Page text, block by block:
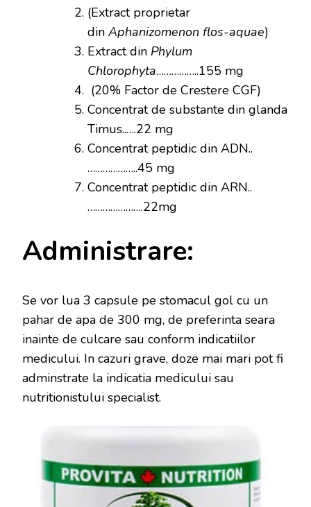
(Extract proprietar
din Aphanizomenon flos-aquae)
Extract din Phylum
Chlorophyta……………..155 mg
(20% Factor de Crestere CGF)
Concentrat de substante din glanda
Timus..….22 mg
Concentrat peptidic din ADN..
………………..45 mg
Concentrat peptidic din ARN..
………………….22mg
Administrare:
Se vor lua 3 capsule pe stomacul gol cu un
pahar de apa de 300 mg, de preferinta seara
inainte de culcare sau conform indicatiilor
medicului. In cazuri grave, doze mai mari pot fi
adminstrate la indicatia medicului sau
nutritionistului specialist.